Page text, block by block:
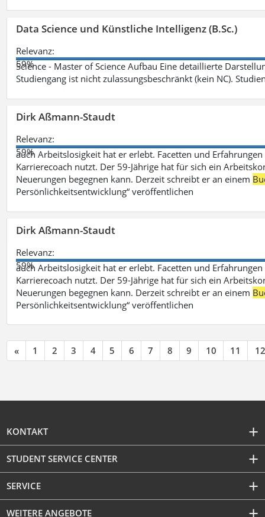
Data Science und Künstliche Intelligenz (B.Sc.)
Relevanz:
59%
Science - Master of Science Aufbau Eine detaillierte
Studiengang ist nicht zulassungsbeschränkt (kein NC).
Dirk Aßmann-Staudt
Relevanz:
59%
auch Arbeitslosigkeit hat er erlebt. Facetten und
Karrierecoach nutzt. Der 59-Jährige hat für sich ein
Neuerungen begegnen kann. Derzeit schreibt er an einem
Persönlichkeitsentwicklung“ veröffentlichen
Dirk Aßmann-Staudt
Relevanz:
59%
auch Arbeitslosigkeit hat er erlebt. Facetten und
Karrierecoach nutzt. Der 59-Jährige hat für sich ein
Neuerungen begegnen kann. Derzeit schreibt er an einem
Persönlichkeitsentwicklung“ veröffentlichen
« 1 2 3 4 5 6 7 8 9 10 11 12
KONTAKT
STUDENT SERVICE CENTER
SERVICE
WEITERE ANGEBOTE